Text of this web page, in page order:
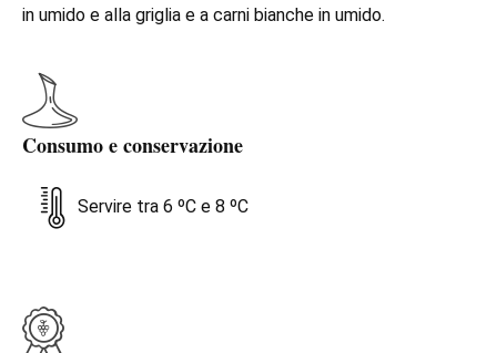
in umido e alla griglia e a carni bianche in umido.
Consumo e conservazione
Servire tra 6 ºC e 8 ºC